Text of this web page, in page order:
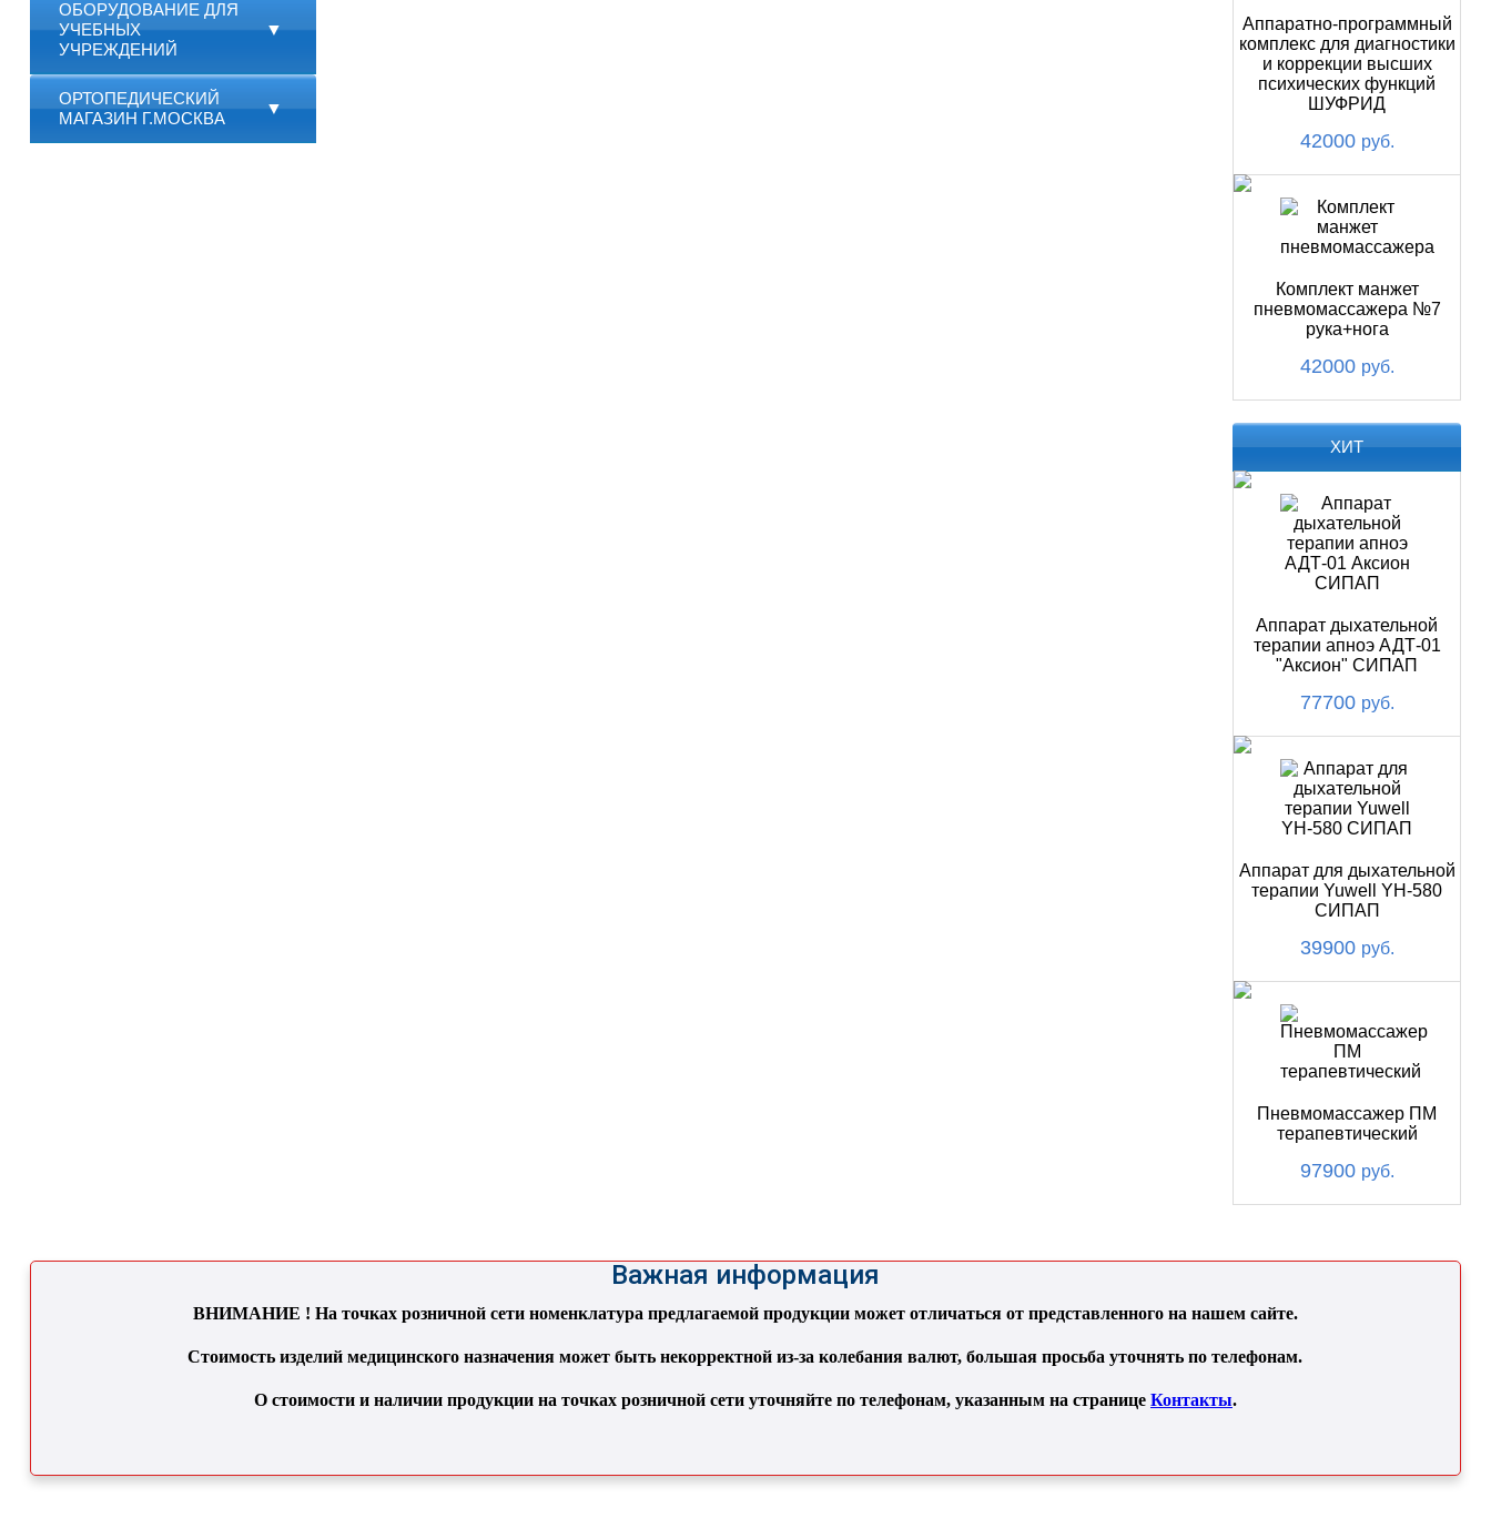
ОБОРУДОВАНИЕ ДЛЯ
УЧЕБНЫХ
УЧРЕЖДЕНИЙ
▼
ОРТОПЕДИЧЕСКИЙ
МАГАЗИН Г.МОСКВА
▼
Аппаратно-программный
комплекс для диагностики
и коррекции высших
психических функций
ШУФРИД
42000 руб.
Комплект манжет
пневмомассажера №7
рука+нога
42000 руб.
ХИТ
Аппарат дыхательной
терапии апноэ АДТ-01
"Аксион" СИПАП
77700 руб.
Аппарат для дыхательной
терапии Yuwell YH-580
СИПАП
39900 руб.
Пневмомассажер ПМ
терапевтический
97900 руб.
Важная информация
ВНИМАНИЕ ! На точках розничной сети номенклатура предлагаемой продукции может отличаться от представленного на нашем сайте.
Стоимость изделий медицинского назначения может быть некорректной из-за колебания валют, большая просьба уточнять по телефонам.
О стоимости и наличии продукции на точках розничной сети уточняйте по телефонам, указанным на странице Контакты.